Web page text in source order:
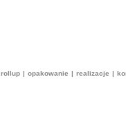
rollup | opakowanie | realizacje |